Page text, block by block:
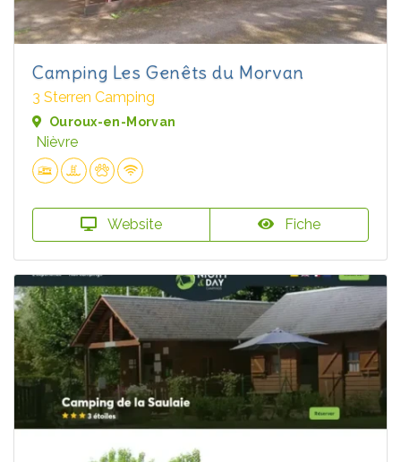
Camping Les Genêts du Morvan
3 Sterren Camping
Ouroux-en-Morvan
Nièvre
Website Fiche